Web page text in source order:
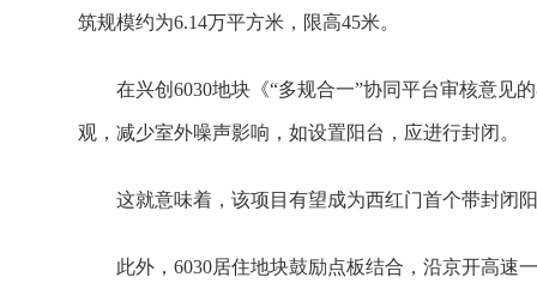
筑规模约为6.14万平方米，限高45米。
在兴创6030地块《“多规合一”协同平台审核意见
观，减少室外噪声影响，如设置阳台，应进行封闭。
这就意味着，该项目有望成为西红门首个带封闭
此外，6030居住地块鼓励点板结合，沿京开高速